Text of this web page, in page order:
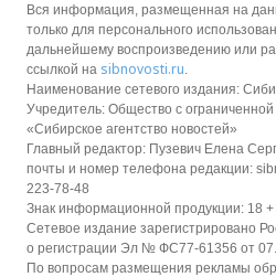
Вся информация, размещенная на
только для персонального
дальнейшему воспроизведению или
ссылкой на sibnovosti.ru.
Наименование сетевого издания:
Учредитель: Общество с ограниченной
«Сибирское агентство новостей»
Главный редактор: Пузевич Елена
почты и номер телефона редакции:
223-78-48
Знак информационной продукции: 18 +
Сетевое издание зарегистрировано
о регистрации Эл № ФС77-61356 от
По вопросам размещения рекламы